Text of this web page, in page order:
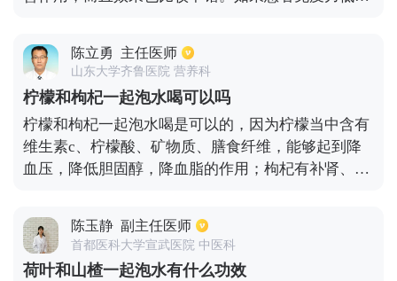
个时候就可以用黄芪和红枣一起泡水来喝，同时也需
要做一些运动，这样效果会更加好。体质虚弱的人，
除了喝黄芪红枣水之外，也可以做些有氧运动，泡
脚，保证有充足的睡眠，有合理的膳食等，这样对提
高体质也是有很大帮助。
陈立勇 主任医师
山东大学齐鲁医院 营养科
柠檬和枸杞一起泡水喝可以吗
柠檬和枸杞一起泡水喝是可以的，因为柠檬当中含有
维生素c、柠檬酸、矿物质、膳食纤维，能够起到降
血压，降低胆固醇，降血脂的作用；枸杞有补肾、滋
水喝，能够有效的抗衰老、滋补肝肾、使人体的免疫
力增强。
陈玉静 副主任医师
首都医科大学宣武医院 中医科
荷叶和山楂一起泡水有什么功效